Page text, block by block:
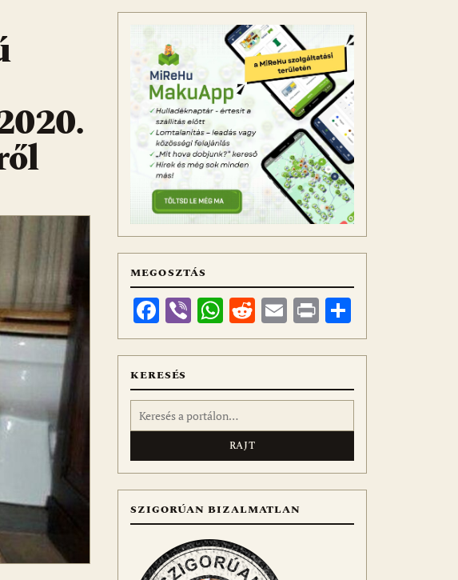
MEGOSZTÁS
Facebook
ViberWhatsApp
Reddit
Email
Print
meg
KERESÉS
Keresés:
SZIGORÚAN BIZALMATLAN